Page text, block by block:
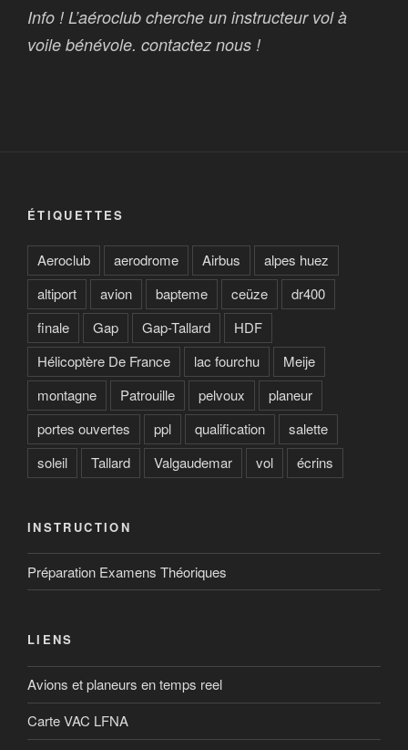
Info ! L’aéroclub cherche un instructeur vol à
voile bénévole. contactez nous !
ÉTIQUETTES
Aeroclub aerodrome Airbus
alpes huez
altiport
avion bapteme ceüze
dr400
finale
Gap Gap-Tallard
HDF
Hélicoptère De France
lac fourchu
Meije
montagne
Patrouille pelvoux
planeur
portes ouvertes
ppl qualification
salette
soleil
Tallard Valgaudemar vol écrins
INSTRUCTION
Préparation Examens Théoriques
LIENS
Avions et planeurs en temps reel
Carte VAC LFNA